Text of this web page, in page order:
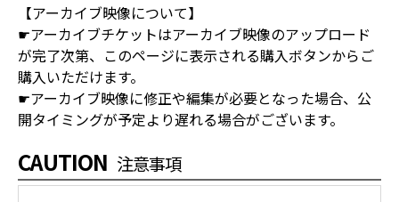
【アーカイブ映像について】
☛アーカイブチケットはアーカイブ映像のアップロード
が完了次第、このページに表示される購入ボタンからご
購入いただけます。
☛アーカイブ映像に修正や編集が必要となった場合、公
開タイミングが予定より遅れる場合がございます。
CAUTION 注意事項